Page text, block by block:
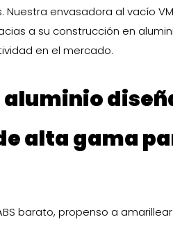
envasadora al vacío
a su construcción en
en el mercado.
aluminio
alta gama
barato, propenso a